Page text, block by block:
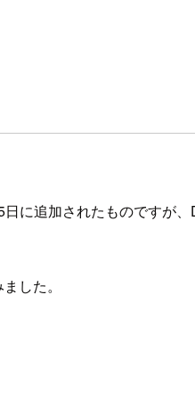
に追加されたものですが
した。